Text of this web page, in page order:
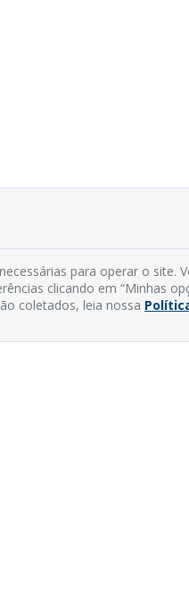
para operar o site.
clicando em “Minhas
coletados, leia nossa